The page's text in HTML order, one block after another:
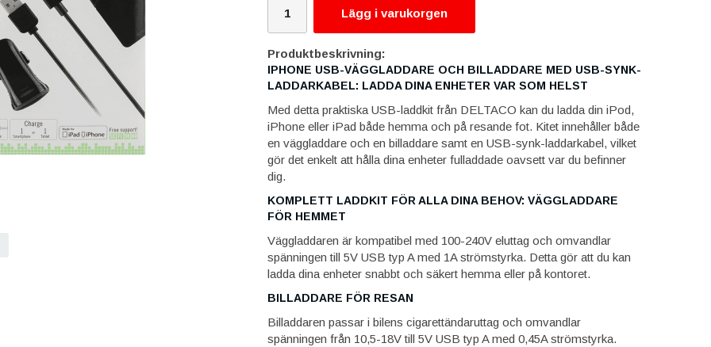
Lägg i varukorgen
Produktbeskrivning:
IPHONE USB-VÄGGLADDARE OCH BILLADDARE MED USB-SYNK-
LADDARKABEL: LADDA DINA ENHETER VAR SOM HELST
Med detta praktiska USB-laddkit från DELTACO kan du ladda din iPod,
iPhone eller iPad både hemma och på resande fot. Kitet innehåller både
en väggladdare och en billaddare samt en USB-synk-laddarkabel, vilket
gör det enkelt att hålla dina enheter fulladdade oavsett var du befinner
dig.
KOMPLETT LADDKIT FÖR ALLA DINA BEHOV: VÄGGLADDARE
FÖR HEMMET
Väggladdaren är kompatibel med 100-240V eluttag och omvandlar
spänningen till 5V USB typ A med 1A strömstyrka. Detta gör att du kan
ladda dina enheter snabbt och säkert hemma eller på kontoret.
BILLADDARE FÖR RESAN
Billaddaren passar i bilens cigarettändaruttag och omvandlar
spänningen från 10,5-18V till 5V USB typ A med 0,45A strömstyrka.